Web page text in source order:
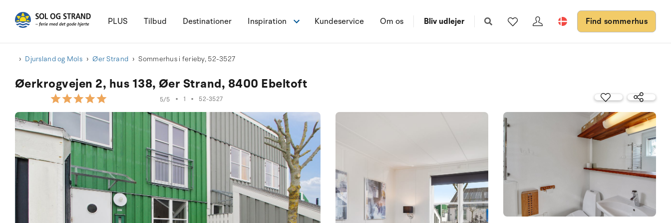
PLUS Tilbud Destinationer Inspiration Kundeservice Om os Bliv udlejer Find sommerhus
Djursland og Mols Øer Strand Sommerhus i ferieby, 52-3527
Øerkrogvejen 2, hus 138, Øer Strand, 8400 Ebeltoft
5/5 • 1 • 52-3527